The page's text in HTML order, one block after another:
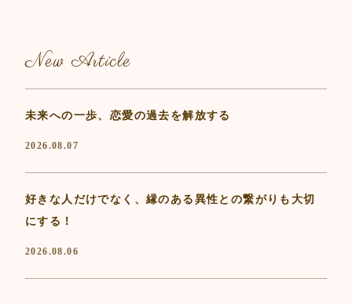
New Article
未来への一歩、恋愛の過去を解放する
2026.08.07
好きな人だけでなく、縁のある異性との繋がりも大切
にする！
2026.08.06